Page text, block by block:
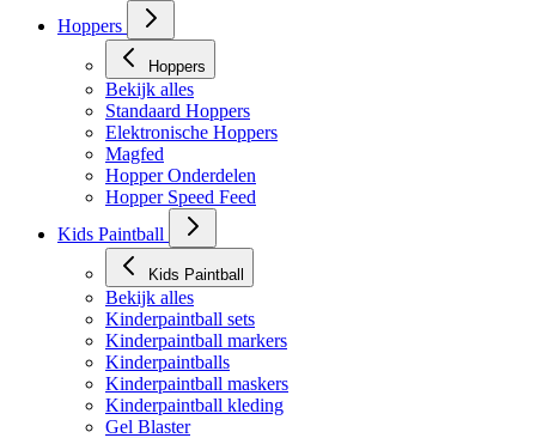
Hoppers
Hoppers
Bekijk alles
Standaard Hoppers
Elektronische Hoppers
Magfed
Hopper Onderdelen
Hopper Speed Feed
Kids Paintball
Kids Paintball
Bekijk alles
Kinderpaintball sets
Kinderpaintball markers
Kinderpaintballs
Kinderpaintball maskers
Kinderpaintball kleding
Gel Blaster